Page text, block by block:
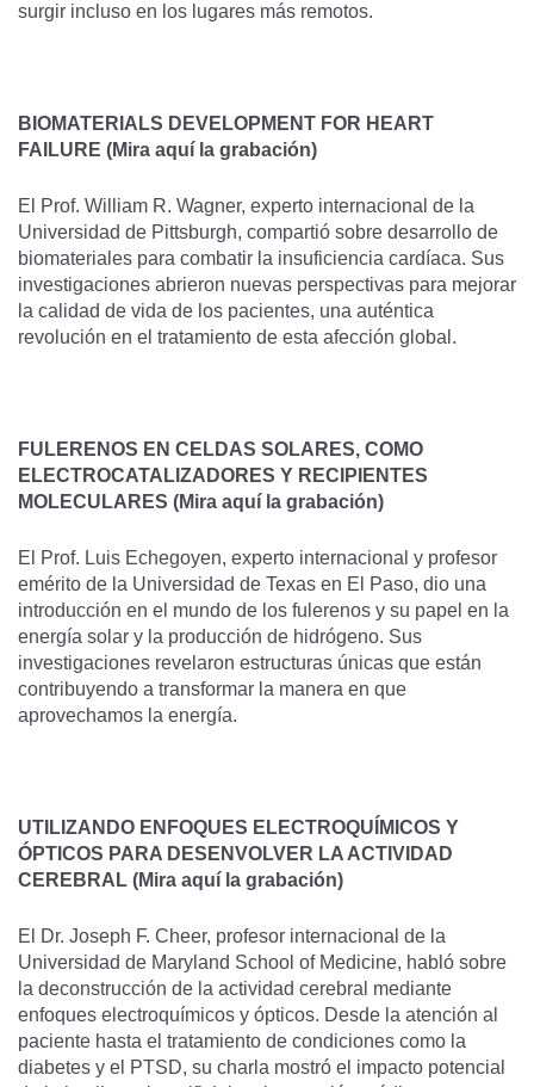
surgir incluso en los lugares más remotos.
BIOMATERIALS DEVELOPMENT FOR HEART
FAILURE (Mira aquí la grabación)
El Prof. William R. Wagner, experto internacional de la
Universidad de Pittsburgh, compartió sobre desarrollo de
biomateriales para combatir la insuficiencia cardíaca. Sus
investigaciones abrieron nuevas perspectivas para mejorar
la calidad de vida de los pacientes, una auténtica
revolución en el tratamiento de esta afección global.
FULERENOS EN CELDAS SOLARES, COMO
ELECTROCATALIZADORES Y RECIPIENTES
MOLECULARES (Mira aquí la grabación)
El Prof. Luis Echegoyen, experto internacional y profesor
emérito de la Universidad de Texas en El Paso, dio una
introducción en el mundo de los fulerenos y su papel en la
energía solar y la producción de hidrógeno. Sus
investigaciones revelaron estructuras únicas que están
contribuyendo a transformar la manera en que
aprovechamos la energía.
UTILIZANDO ENFOQUES ELECTROQUÍMICOS Y
ÓPTICOS PARA DESENVOLVER LA ACTIVIDAD
CEREBRAL (Mira aquí la grabación)
El Dr. Joseph F. Cheer, profesor internacional de la
Universidad de Maryland School of Medicine, habló sobre
la deconstrucción de la actividad cerebral mediante
enfoques electroquímicos y ópticos. Desde la atención al
paciente hasta el tratamiento de condiciones como la
diabetes y el PTSD, su charla mostró el impacto potencial